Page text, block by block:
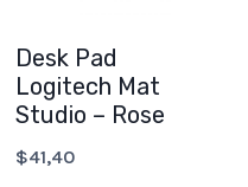
Desk Pad
Logitech Mat
Studio – Rose
$41,40